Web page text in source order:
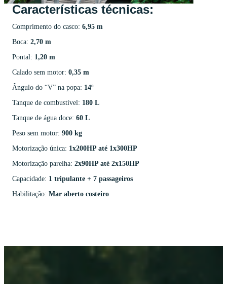
Características técnicas:
Comprimento do casco: 6,95 m
Boca: 2,70 m
Pontal: 1,20 m
Calado sem motor: 0,35 m
Ângulo do “V” na popa: 14º
Tanque de combustível: 180 L
Tanque de água doce: 60 L
Peso sem motor: 900 kg
Motorização única: 1x200HP até 1x300HP
Motorização parelha: 2x90HP até 2x150HP
Capacidade: 1 tripulante + 7 passageiros
Habilitação: Mar aberto costeiro